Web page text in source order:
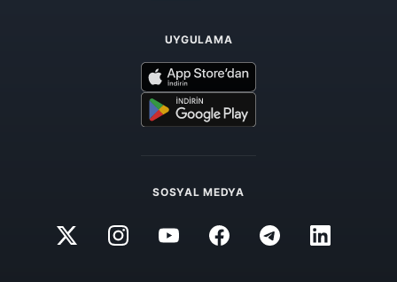
UYGULAMA
SOSYAL MEDYA